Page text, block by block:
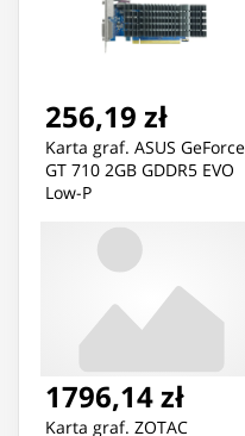
256,19 zł
Karta graf. ASUS GeForce
GT 710 2GB GDDR5 EVO
Low-P
1796,14 zł
Karta graf. ZOTAC